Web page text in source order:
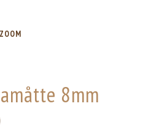
ZOOM
8mm